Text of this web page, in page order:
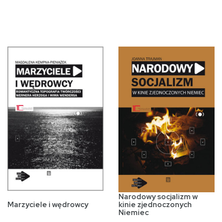
Marzyciele i wędrowcy
Narodowy socjalizm w
kinie zjednoczonych
Niemiec